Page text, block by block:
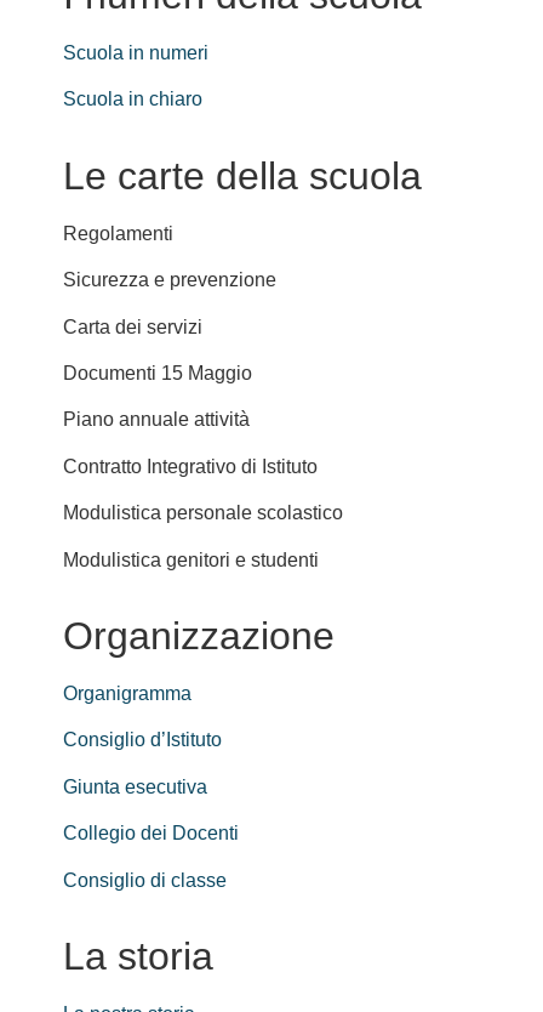
Scuola in numeri
Scuola in chiaro
Le carte della scuola
Regolamenti
Sicurezza e prevenzione
Carta dei servizi
Documenti 15 Maggio
Piano annuale attività
Contratto Integrativo di Istituto
Modulistica personale scolastico
Modulistica genitori e studenti
Organizzazione
Organigramma
Consiglio d’Istituto
Giunta esecutiva
Collegio dei Docenti
Consiglio di classe
La storia